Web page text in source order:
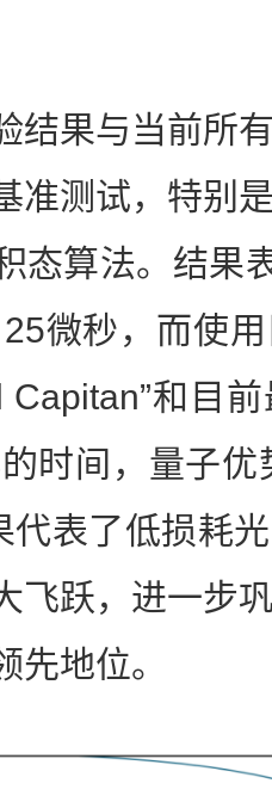
果与当前所有
准测试，特别
态算法。结果
微秒，而使
Capitan”和目
时间，量子
代表了低损耗
飞跃，进一步
先地位。